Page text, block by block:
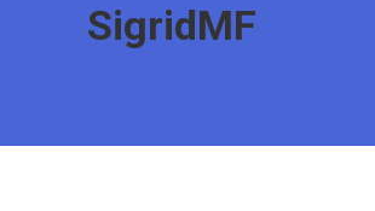
SigridMF